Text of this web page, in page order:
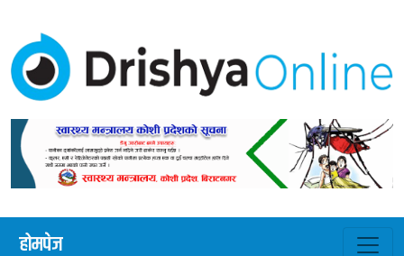
होमपेज